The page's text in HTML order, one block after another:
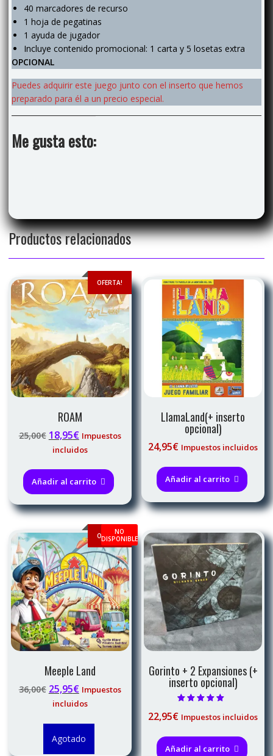
40 marcadores de recurso
1 hoja de pegatinas
1 ayuda de jugador
Incluye contenido promocional: 1 carta y 5 losetas extra
OPCIONAL
Puedes adquirir este juego junto con el inserto que hemos
preparado para él a un precio especial.
Me gusta esto:
Productos relacionados
OFERTA!
ROAM
25,00€ El
precio
25,00€.
18,95€El
precio
18,95€.
Impuestos
incluidos
Añadir al carrito
LlamaLand(+ inserto
opcional)
24,95€ Impuestos incluidos
Añadir al carrito
OFERTA!
NO
DISPONIBLE
Meeple Land
36,00€ El
precio
36,00€.
25,95€El
precio
25,95€.
Impuestos
incluidos
Agotado
Gorinto + 2 Expansiones (+
inserto opcional)
5.00
22,95€ Impuestos incluidos
Añadir al carrito